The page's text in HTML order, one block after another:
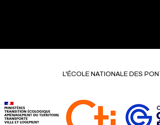
L'ÉCOLE NATIONALE DES